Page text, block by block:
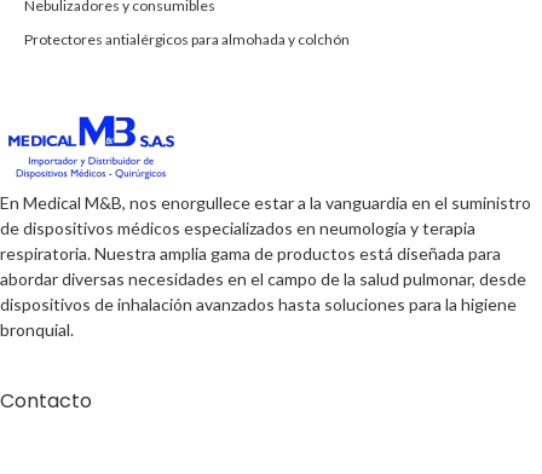
Nebulizadores y consumibles
Protectores antialérgicos para almohada y colchón
En Medical M&B, nos enorgullece estar a la vanguardia en el suministro
de dispositivos médicos especializados en neumología y terapia
respiratoria. Nuestra amplia gama de productos está diseñada para
abordar diversas necesidades en el campo de la salud pulmonar, desde
dispositivos de inhalación avanzados hasta soluciones para la higiene
bronquial.
Contacto